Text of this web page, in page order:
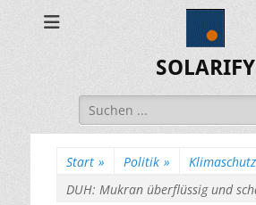
SOLARIFY
Suchen
nach:
Start » Politik » Klimaschutz
DUH: Mukran überflüssig und